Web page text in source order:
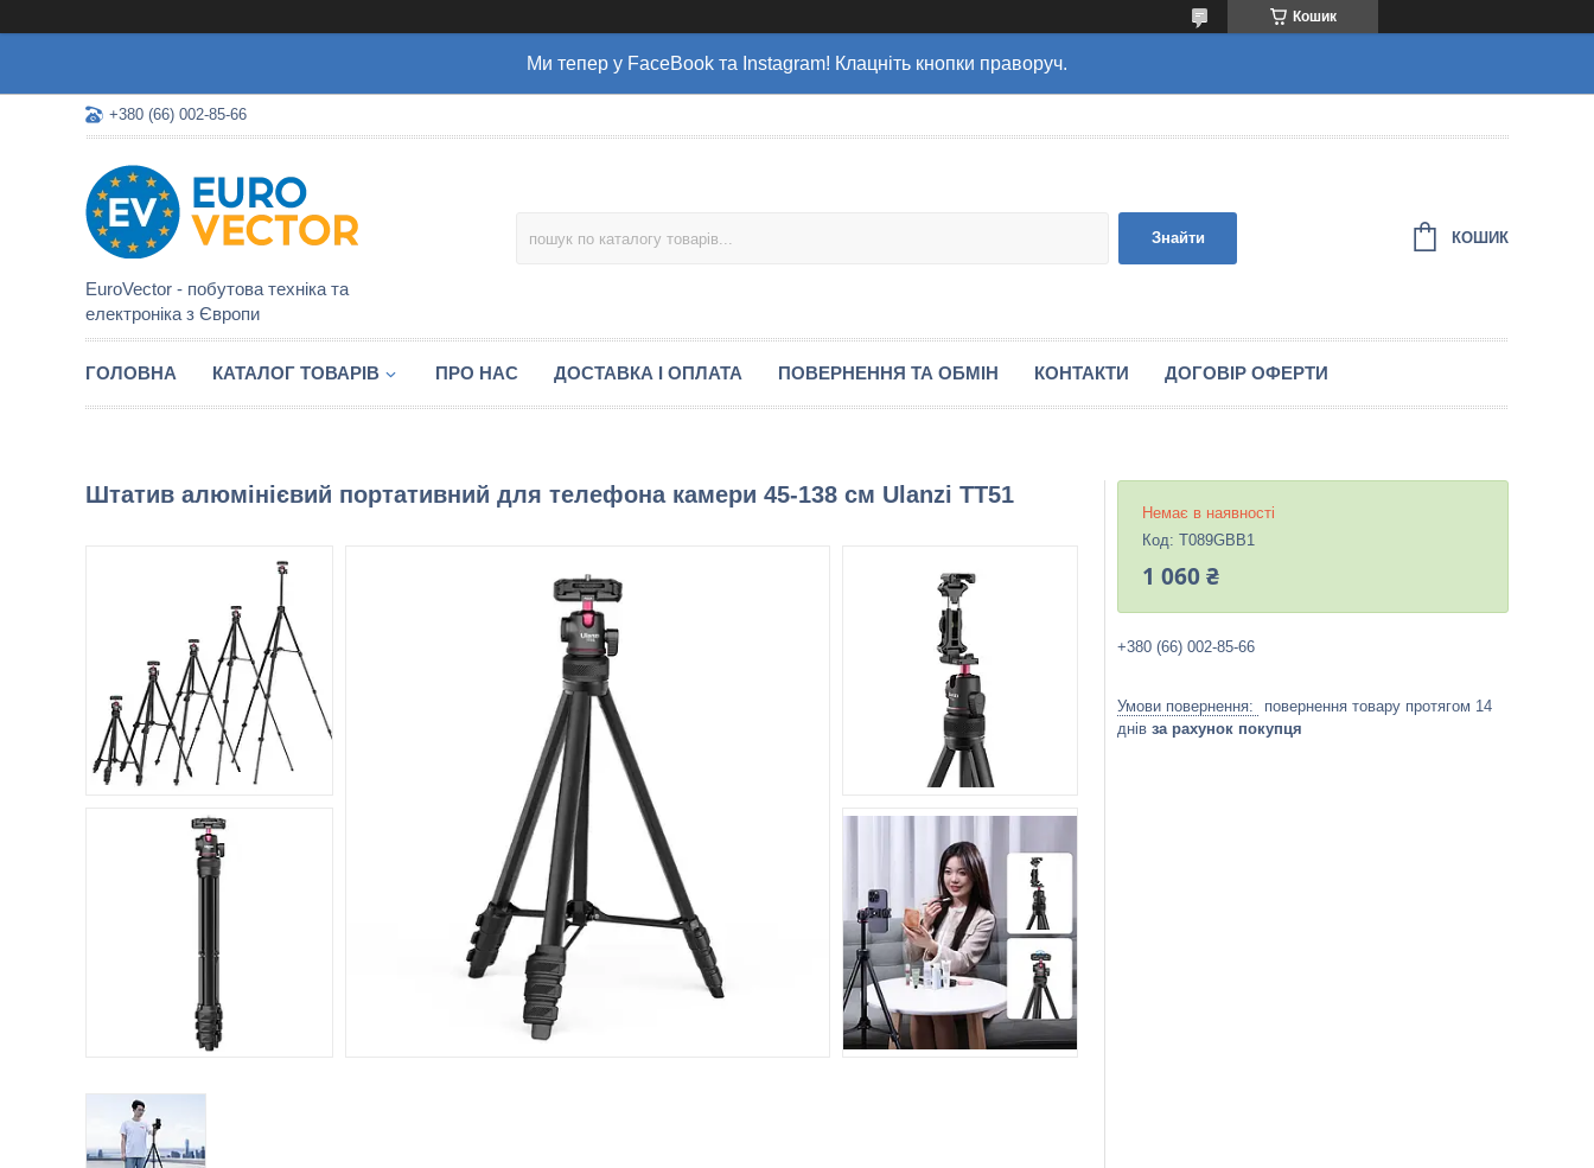
Кошик
Ми тепер у FaceBook та Instagram! Клацніть кнопки праворуч.
+380 (66) 002-85-66
EuroVector - побутова техніка та
електроніка з Європи
Знайти КОШИК
ГОЛОВНА КАТАЛОГ ТОВАРІВ ПРО НАС ДОСТАВКА І ОПЛАТА ПОВЕРНЕННЯ ТА ОБМІН КОНТАКТИ ДОГОВІР ОФЕРТИ
Штатив алюмінієвий портативний для телефона камери 45-138 см Ulanzi TT51
Немає в наявності
Код: T089GBB1
1 060 ₴
+380 (66) 002-85-66
повернення товару протягом 14
днів за рахунок покупця